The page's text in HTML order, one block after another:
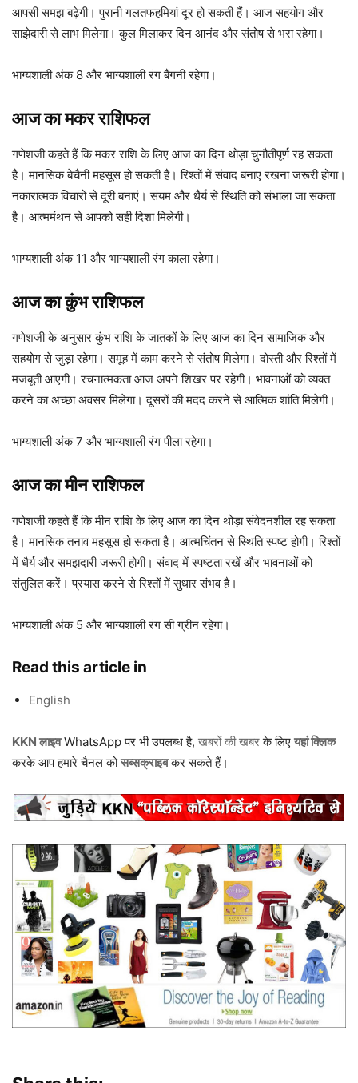
आपसी समझ बढ़ेगी। पुरानी गलतफहमियां दूर हो सकती हैं। आज सहयोग और
साझेदारी से लाभ मिलेगा। कुल मिलाकर दिन आनंद और संतोष से भरा रहेगा।
भाग्यशाली अंक 8 और भाग्यशाली रंग बैंगनी रहेगा।
आज का मकर राशिफल
गणेशजी कहते हैं कि मकर राशि के लिए आज का दिन थोड़ा चुनौतीपूर्ण रह सकता
है। मानसिक बेचैनी महसूस हो सकती है। रिश्तों में संवाद बनाए रखना जरूरी होगा।
नकारात्मक विचारों से दूरी बनाएं। संयम और धैर्य से स्थिति को संभाला जा सकता
है। आत्ममंथन से आपको सही दिशा मिलेगी।
भाग्यशाली अंक 11 और भाग्यशाली रंग काला रहेगा।
आज का कुंभ राशिफल
गणेशजी के अनुसार कुंभ राशि के जातकों के लिए आज का दिन सामाजिक और
सहयोग से जुड़ा रहेगा। समूह में काम करने से संतोष मिलेगा। दोस्ती और रिश्तों में
मजबूती आएगी। रचनात्मकता आज अपने शिखर पर रहेगी। भावनाओं को व्यक्त
करने का अच्छा अवसर मिलेगा। दूसरों की मदद करने से आत्मिक शांति मिलेगी।
भाग्यशाली अंक 7 और भाग्यशाली रंग पीला रहेगा।
आज का मीन राशिफल
गणेशजी कहते हैं कि मीन राशि के लिए आज का दिन थोड़ा संवेदनशील रह सकता
है। मानसिक तनाव महसूस हो सकता है। आत्मचिंतन से स्थिति स्पष्ट होगी। रिश्तों
में धैर्य और समझदारी जरूरी होगी। संवाद में स्पष्टता रखें और भावनाओं को
संतुलित करें। प्रयास करने से रिश्तों में सुधार संभव है।
भाग्यशाली अंक 5 और भाग्यशाली रंग सी ग्रीन रहेगा।
Read this article in
English
KKN लाइवWhatsApp पर भी उपलब्ध है, खबरों की खबरके लिए यहां क्लिक
करके आप हमारे चैनल कोसब्सक्राइबकर सकते हैं।